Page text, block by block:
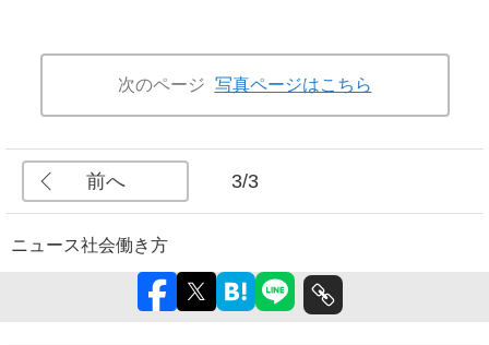
次のページ 写真ページはこちら
前へ 3/3
ニュース社会働き方